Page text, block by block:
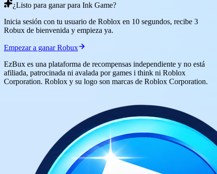
¿Listo para ganar para Ink Game?
Inicia sesión con tu usuario de Roblox en 10 segundos, recibe 3
Robux de bienvenida y empieza ya.
Empezar a ganar Robux
EzBux es una plataforma de recompensas independiente y no está
afiliada, patrocinada ni avalada por games i think ni Roblox
Corporation. Roblox y su logo son marcas de Roblox Corporation.